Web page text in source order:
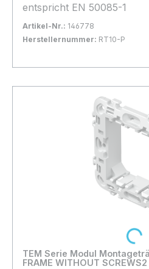
entspricht EN 50085-1
Artikel-Nr.: 146778
Herstellernummer: RT10-P
In den Warenkorb
TEM Serie Modul Montageträger MOUNTING
FRAME WITHOUT SCREWS2
Loading...